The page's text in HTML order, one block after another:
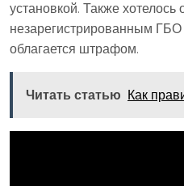
установкой. Также хотелось
незарегистрированным ГБО
облагается штрафом.
Читать статью Как